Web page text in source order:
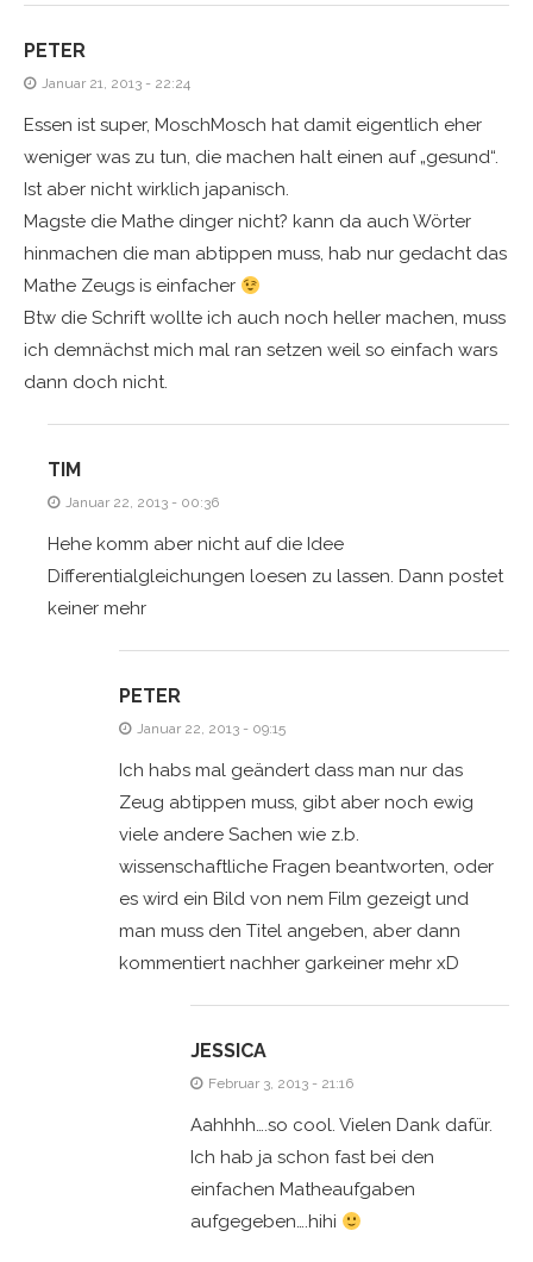
PETER
Januar 21, 2013 - 22:24
Essen ist super, MoschMosch hat damit eigentlich eher
weniger was zu tun, die machen halt einen auf „gesund“.
Ist aber nicht wirklich japanisch.
Magste die Mathe dinger nicht? kann da auch Wörter
hinmachen die man abtippen muss, hab nur gedacht das
Mathe Zeugs is einfacher
Btw die Schrift wollte ich auch noch heller machen, muss
ich demnächst mich mal ran setzen weil so einfach wars
dann doch nicht.
TIM
Januar 22, 2013 - 00:36
Hehe komm aber nicht auf die Idee
Differentialgleichungen loesen zu lassen. Dann postet
keiner mehr
PETER
Januar 22, 2013 - 09:15
Ich habs mal geändert dass man nur das
Zeug abtippen muss, gibt aber noch ewig
viele andere Sachen wie z.b.
wissenschaftliche Fragen beantworten, oder
es wird ein Bild von nem Film gezeigt und
man muss den Titel angeben, aber dann
kommentiert nachher garkeiner mehr xD
JESSICA
Februar 3, 2013 - 21:16
Aahhhh….so cool. Vielen Dank dafür.
Ich hab ja schon fast bei den
einfachen Matheaufgaben
aufgegeben….hihi